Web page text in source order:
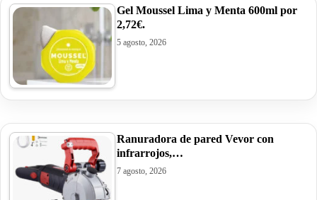
Gel Moussel Lima y Menta 600ml por
2,72€.
5 agosto, 2026
Ranuradora de pared Vevor con
infrarrojos,…
7 agosto, 2026